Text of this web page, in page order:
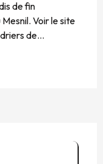
de fin
Voir le site
de...